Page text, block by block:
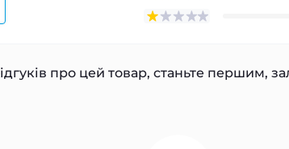
про цей товар, станьте першим,